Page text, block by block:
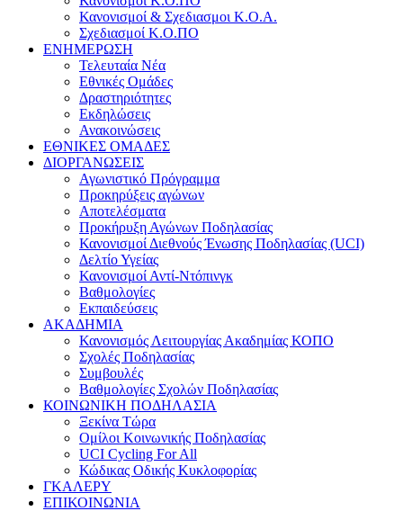
Κανονισμοί & Σχεδιασμοι Κ.Ο.Α.
Σχεδιασμοί Κ.Ο.ΠΟ
ΕΝΗΜΕΡΩΣΗ
Τελευταία Νέα
Εθνικές Ομάδες
Δραστηριότητες
Εκδηλώσεις
Ανακοινώσεις
ΕΘΝΙΚΕΣ ΟΜΑΔΕΣ
ΔΙΟΡΓΑΝΩΣΕΙΣ
Αγωνιστικό Πρόγραμμα
Προκηρύξεις αγώνων
Αποτελέσματα
Προκήρυξη Αγώνων Ποδηλασίας
Κανονισμοί Διεθνούς Ένωσης Ποδηλασίας (UCI)
Δελτίο Υγείας
Κανονισμοί Αντί-Ντόπινγκ
Βαθμολογίες
Εκπαιδεύσεις
ΑΚΑΔΗΜΙΑ
Κανονισμός Λειτουργίας Ακαδημίας ΚΟΠΟ
Σχολές Ποδηλασίας
Συμβουλές
Βαθμολογίες Σχολών Ποδηλασίας
ΚΟΙΝΩΝΙΚΗ ΠΟΔΗΛΑΣΙΑ
Ξεκίνα Τώρα
Ομίλοι Κοινωνικής Ποδηλασίας
UCI Cycling For All
Κώδικας Οδικής Κυκλοφορίας
ΓΚΑΛΕΡΥ
ΕΠΙΚΟΙΝΩΝΙΑ